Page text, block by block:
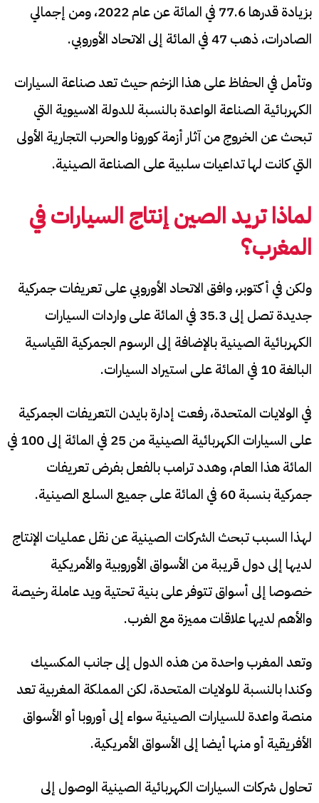
بزيادة قدرها 77.6 في المائة عن عام 2022، ومن إجمالي
الصادرات، ذهب 47 في المائة إلى الاتحاد الأوروبي.
وتأمل في الحفاظ على هذا الزخم حيث تعد صناعة السيارات
الكهربائية الصناعة الواعدة بالنسبة للدولة الاسيوية التي
تبحث عن الخروج من آثار أزمة كورونا والحرب التجارية الأولى
التي كانت لها تداعيات سلبية على الصناعة الصينية.
لماذا تريد الصين إنتاج السيارات في
المغرب؟
ولكن في أكتوبر، وافق الاتحاد الأوروبي على تعريفات جمركية
جديدة تصل إلى 35.3 في المائة على واردات السيارات
الكهربائية الصينية بالإضافة إلى الرسوم الجمركية القياسية
البالغة 10 في المائة على استيراد السيارات.
في الولايات المتحدة، رفعت إدارة بايدن التعريفات الجمركية
على السيارات الكهربائية الصينية من 25 في المائة إلى 100 في
المائة هذا العام، وهدد ترامب بالفعل بفرض تعريفات
جمركية بنسبة 60 في المائة على جميع السلع الصينية.
لهذا السبب تبحث الشركات الصينية عن نقل عمليات الإنتاج
لديها إلى دول قريبة من الأسواق الأوروبية والأمريكية
خصوصا إلى أسواق تتوفر على بنية تحتية ويد عاملة رخيصة
والأهم لديها علاقات مميزة مع الغرب.
وتعد المغرب واحدة من هذه الدول إلى جانب المكسيك
وكندا بالنسبة للولايات المتحدة، لكن المملكة المغربية تعد
منصة واعدة للسيارات الصينية سواء إلى أوروبا أو الأسواق
الأفريقية أو منها أيضا إلى الأسواق الأمريكية.
تحاول شركات السيارات الكهربائية الصينية الوصول إلى